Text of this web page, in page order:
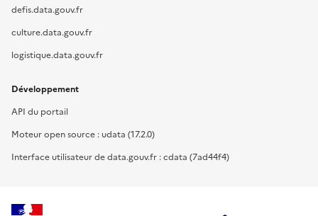
defis.data.gouv.fr
culture.data.gouv.fr
logistique.data.gouv.fr
Développement
API du portail
Moteur open source : udata (17.2.0)
Interface utilisateur de data.gouv.fr : cdata (7ad44f4)